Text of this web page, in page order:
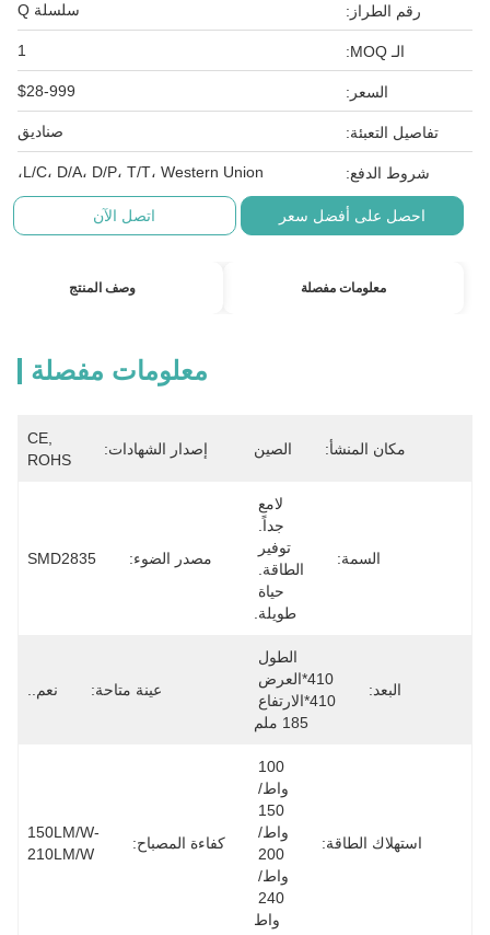
رقم الطراز: سلسلة Q
الـ MOQ: 1
السعر: $28-999
تفاصيل التعبئة: صناديق
شروط الدفع: L/C، D/A، D/P، T/T، Western Union،
احصل على أفضل سعر اتصل الآن
معلومات مفصلة وصف المنتج
معلومات مفصلة
مكان المنشأ: الصين إصدار الشهادات:
CE,
ROHS
السمة:
طويلة.
مصدر الضوء: SMD2835
البعد:
185 ملم
عينة متاحة: نعم..
استهلاك الطاقة:
واط
كفاءة المصباح:
150LM/W-
210LM/W